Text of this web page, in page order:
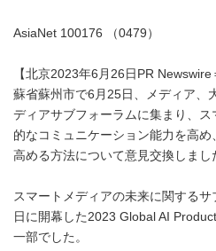
AsiaNet 100176 （0479）
【北京2023年6月26日PR
蘇省蘇州市で6月25日、メディア、
ディアサブフォーラムに集まり、
的なコミュニケーション能力を高
高める方法について意見交換しまし
スマートメディアの未来に関する
日に開幕した2023 Global AI
一部でした。